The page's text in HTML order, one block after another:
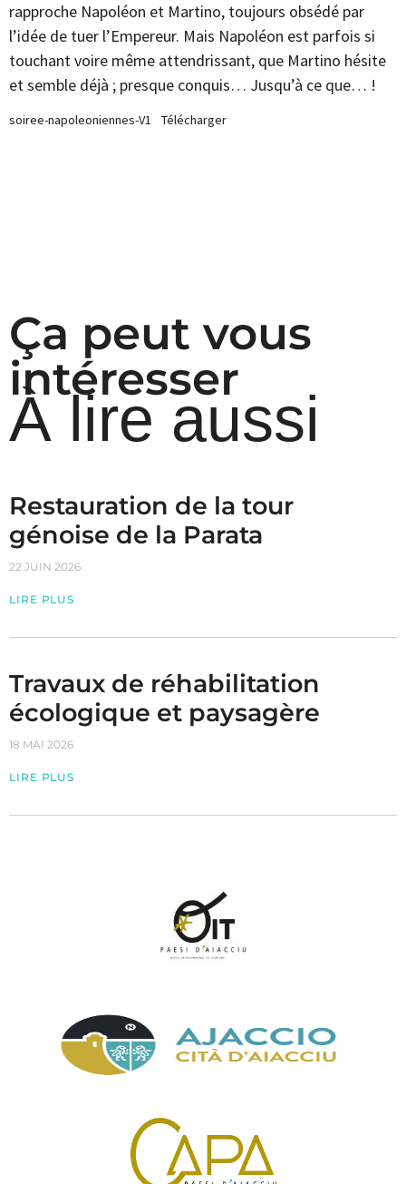
rapproche Napoléon et Martino, toujours obsédé par
l’idée de tuer l’Empereur. Mais Napoléon est parfois si
touchant voire même attendrissant, que Martino hésite
et semble déjà ; presque conquis… Jusqu’à ce que… !
soiree-napoleoniennes-V1 Télécharger
Ça peut vous
intéresser
À lire aussi
Restauration de la tour
génoise de la Parata
22 JUIN 2026
LIRE PLUS
Travaux de réhabilitation
écologique et paysagère
18 MAI 2026
LIRE PLUS